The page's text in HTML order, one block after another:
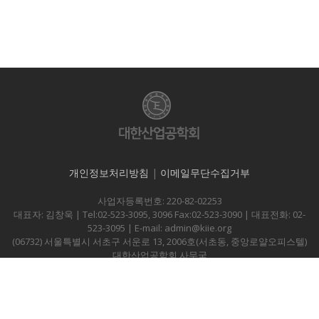
개인정보처리방침 | 이메일무단수집거부
사업자등록번호: 220-82-02253
대표자: 김창욱 | Tel:02-523-3095, 3096 Fax:02-523-3090 | 대표전화: 02-
523-3095 | E-mail: admin@kiie.org
(06732) 서울특별시 서초구 서운로 13, 2006호(서초동, 중앙로얄오피스텔)
대한산업공학회 사무국